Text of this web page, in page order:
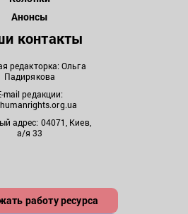
Анонсы
контакты
редакторка: Ольга
Падирякова
mail редакции:
адрес: 04071, Киев,
а/я 33
работу ресурса